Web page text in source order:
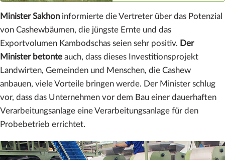
Minister Sakhon informierte die Vertreter über das Potenzial
von Cashewbäumen, die jüngste Ernte und das
Exportvolumen Kambodschas seien sehr positiv. Der
Minister betonte auch, dass dieses Investitionsprojekt
Landwirten, Gemeinden und Menschen, die Cashew
anbauen, viele Vorteile bringen werde. Der Minister schlug
vor, dass das Unternehmen vor dem Bau einer dauerhaften
Verarbeitungsanlage eine Verarbeitungsanlage für den
Probebetrieb errichtet.